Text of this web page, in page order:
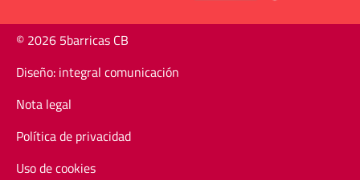
© 2026 5barricas CB
Diseño: integral comunicación
Nota legal
Política de privacidad
Uso de cookies